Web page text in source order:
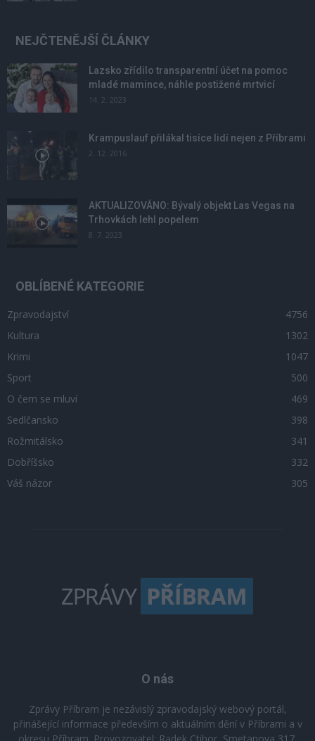
NEJČTENĚJŠÍ ČLÁNKY
Lazsko zřídilo transparentní účet na pomoc
mladé mamince, náhle postižené mrtvicí
14. 2. 2023
Krampuslauf přilákal tisíce lidí nejen z Příbrami
2. 12. 2016
AKTUALIZOVÁNO: Bývalý objekt Las Vegas na
Trhovkách lehl popelem
8. 7. 2023
OBLÍBENÉ KATEGORIE
Zpravodajství
4756
Kultura
1302
Krimi
1047
Sport
500
O čem se mluví
469
Sedlčansko
398
Rožmitálsko
341
Dobříšsko
332
Váš názor
305
O nás
Zprávy Příbram je nezávislý zpravodajský webový portál,
přinášející informace především o aktuálním dění v Příbrami a v